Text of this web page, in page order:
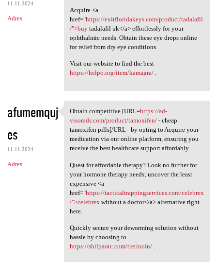
11.11.2024
Adres
Acquire <a
href="https://exitfloridakeys.com/product/tadalafil
/">buytadalafil uk</a> effortlessly for your
ophthalmic needs. Obtain these eye drops online
for relief from dry eye conditions.
Visit our website to find the best
https://helpo.org/item/kamagra/.
afumemquj
es
11.11.2024
Adres
Obtain competitive [URL=https
Obtain competitive [URL=https://ad-
visorads.com/product/tamoxifen/- cheap
tamoxifen pills[/URL - by opting to Acquire your
medication via our online platform, ensuring you
receive the best healthcare support affordably.
Quest for affordable therapy? Look no further for
your hormone therapy needs; uncover the least
expensive <a
href="https://tacticaltrappingservices.com/celebrex
/">celebrex without a doctor</a> alternative right
here.
Quickly secure your deworming solution without
hassle by choosing to
https://shilpaotc.com/tretinoin/.